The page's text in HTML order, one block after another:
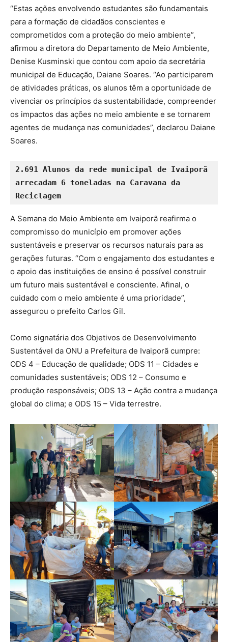
“Estas ações envolvendo estudantes são fundamentais
para a formação de cidadãos conscientes e
comprometidos com a proteção do meio ambiente”,
afirmou a diretora do Departamento de Meio Ambiente,
Denise Kusminski que contou com apoio da secretária
municipal de Educação, Daiane Soares. “Ao participarem
de atividades práticas, os alunos têm a oportunidade de
vivenciar os princípios da sustentabilidade, compreender
os impactos das ações no meio ambiente e se tornarem
agentes de mudança nas comunidades”, declarou Daiane
Soares.
2.691 Alunos da rede municipal de Ivaiporã
arrecadam 6 toneladas na Caravana da
Reciclagem
A Semana do Meio Ambiente em Ivaiporã reafirma o
compromisso do município em promover ações
sustentáveis e preservar os recursos naturais para as
gerações futuras. “Com o engajamento dos estudantes e
o apoio das instituições de ensino é possível construir
um futuro mais sustentável e consciente. Afinal, o
cuidado com o meio ambiente é uma prioridade”,
assegurou o prefeito Carlos Gil.
Como signatária dos Objetivos de Desenvolvimento
Sustentável da ONU a Prefeitura de Ivaiporã cumpre:
ODS 4 – Educação de qualidade; ODS 11 – Cidades e
comunidades sustentáveis; ODS 12 – Consumo e
produção responsáveis; ODS 13 – Ação contra a mudança
global do clima; e ODS 15 – Vida terrestre.